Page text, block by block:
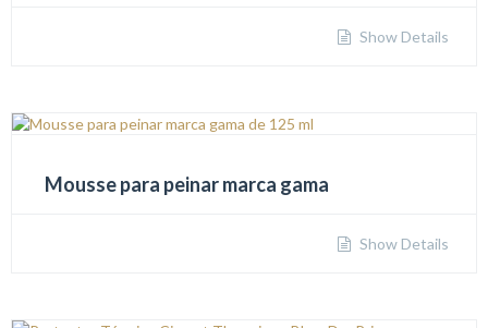
Show Details
Mousse para peinar marca gama
Show Details